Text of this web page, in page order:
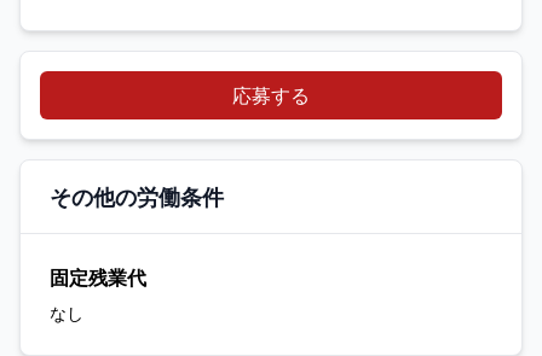
応募する
その他の労働条件
固定残業代
なし